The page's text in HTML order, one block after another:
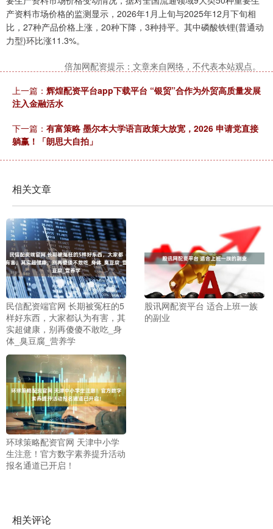
产资料市场价格的监测显示，2026年1月上旬与2025年12月下旬相
比，27种产品价格上涨，20种下降，3种持平。其中磷酸铁锂(普通动
力型)环比涨11.3%。
倍加网配资提示：文章来自网络，不代表本站观点。
上一篇： 辉煌配资平台app下载平台 “银贸”合作为外贸高质量发展
注入金融活水
下一篇： 有富策略 墨尔本大学语言政策大放宽，2026 申请党直接
躺赢！「朗思大自拍」
相关文章
民信配资端官网 长期被冤枉的5
样好东西，大家都认为有害，其
实超健康，别再傻傻不敢吃_身
体_臭豆腐_营养学
股讯网配资平台 适合上班一族
的副业
环球策略配资官网 天津中小学
生注意！官方数字素养提升活动
报名通道已开启！
相关评论